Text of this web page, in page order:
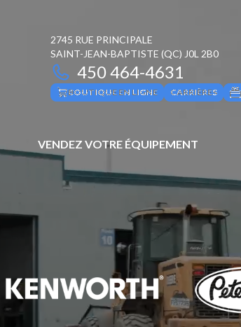
2745 RUE PRINCIPALE
SAINT-JEAN-BAPTISTE (QC) J0L 2B0
450 464-4631
BOUTIQUE EN LIGNE CARRIÈRES
VENDEZ VOTRE ÉQUIPEMENT